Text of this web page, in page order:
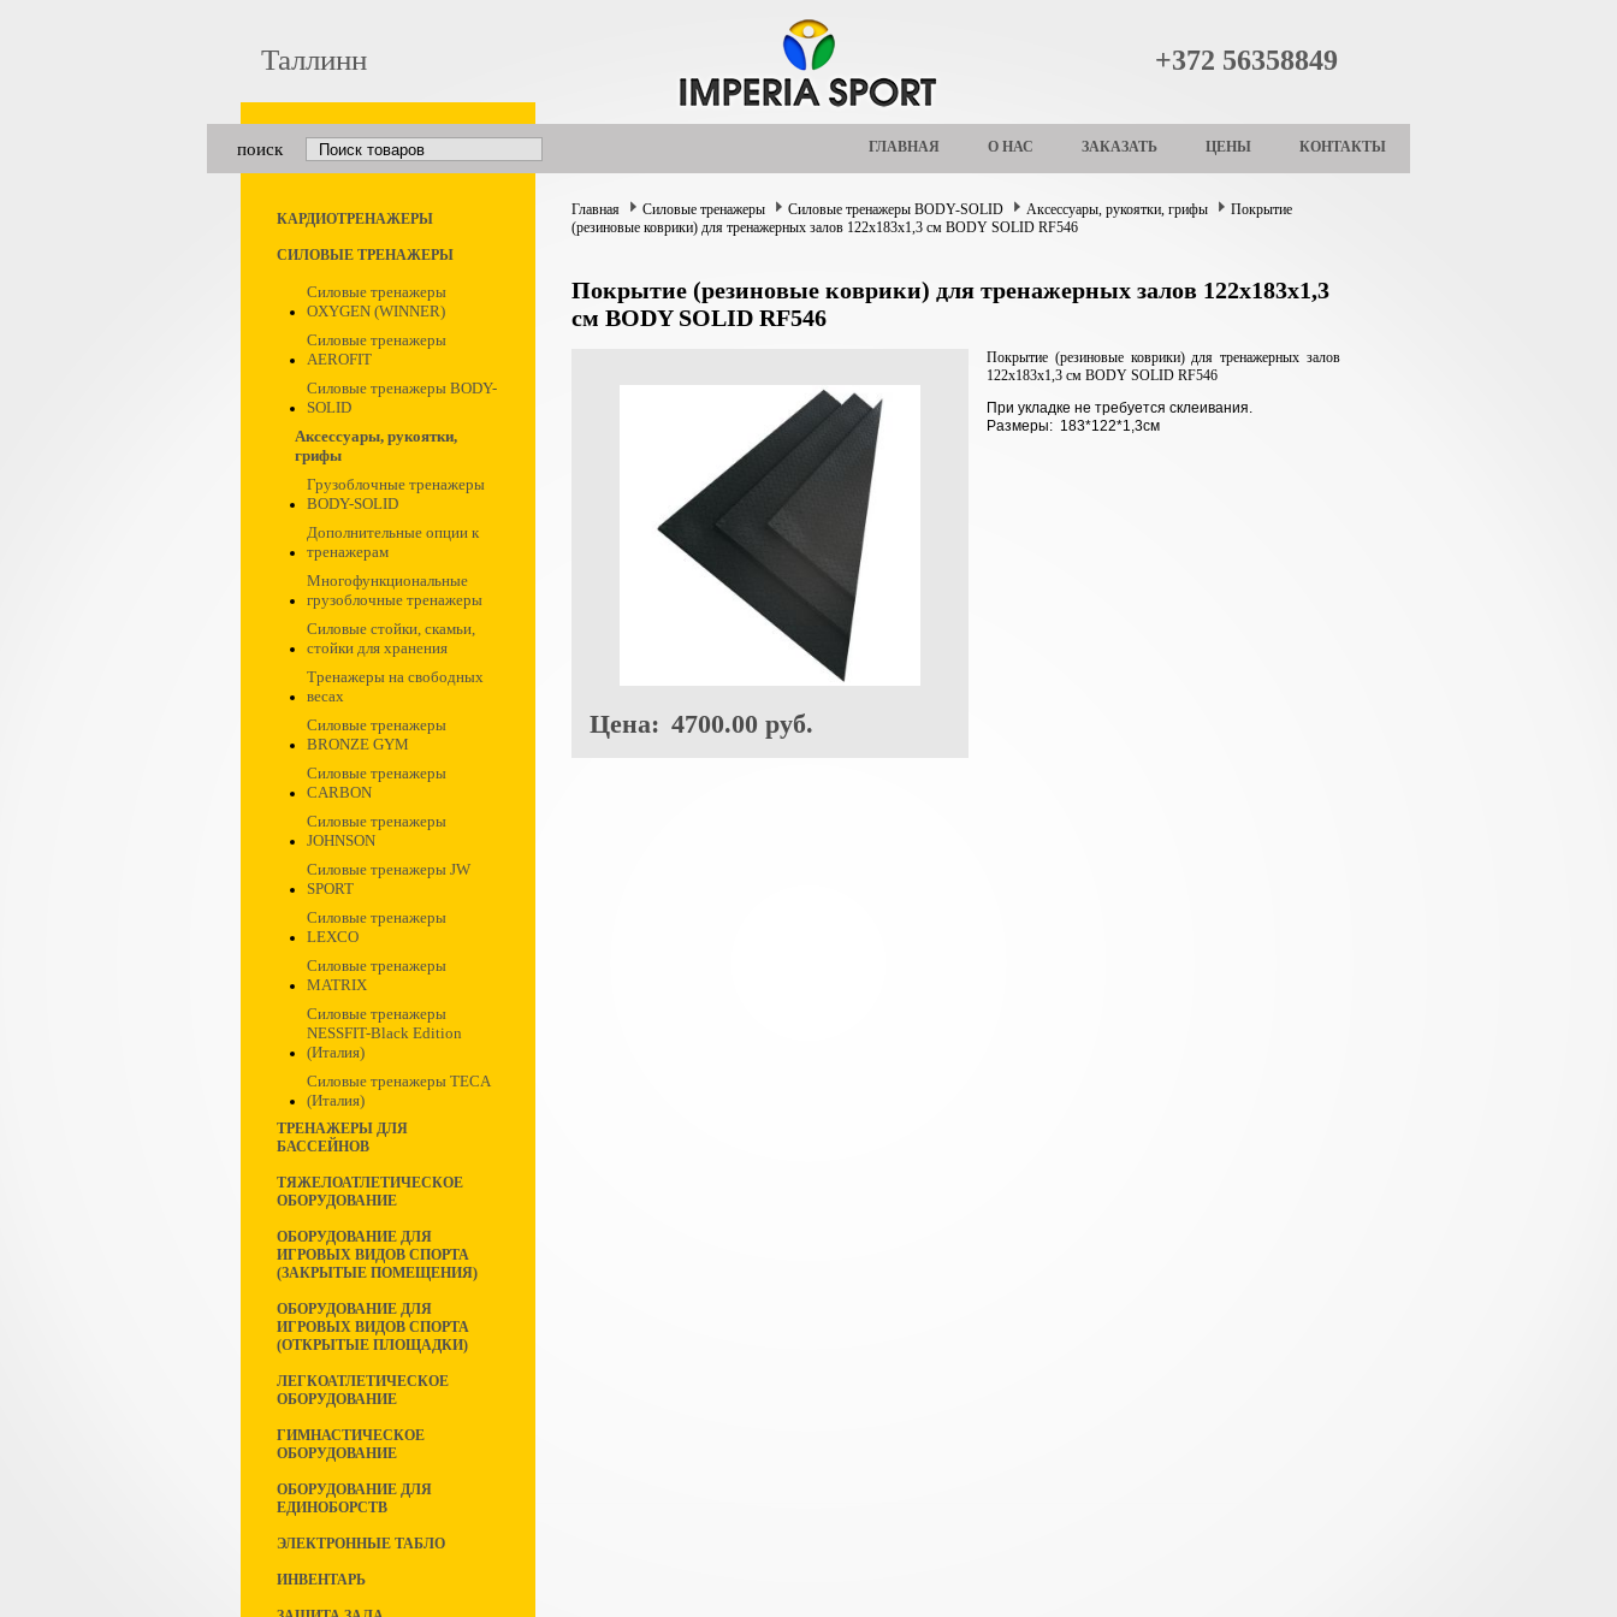
Таллинн +372 56358849
поиск ГЛАВНАЯ О НАС ЗАКАЗАТЬ ЦЕНЫ КОНТАКТЫ
КАРДИОТРЕНАЖЕРЫ
СИЛОВЫЕ ТРЕНАЖЕРЫ
Силовые тренажеры
OXYGEN (WINNER)
Силовые тренажеры
AEROFIT
Силовые тренажеры BODY-
SOLID
Аксессуары, рукоятки,
грифы
Грузоблочные тренажеры
BODY-SOLID
Дополнительные опции к
тренажерам
Многофункциональные
грузоблочные тренажеры
Силовые стойки, скамьи,
стойки для хранения
Тренажеры на свободных
весах
Силовые тренажеры
BRONZE GYM
Силовые тренажеры
CARBON
Силовые тренажеры
JOHNSON
Силовые тренажеры JW
SPORT
Силовые тренажеры
LEXCO
Силовые тренажеры
MATRIX
Силовые тренажеры
NESSFIT-Black Edition
(Италия)
Силовые тренажеры TECA
(Италия)
ТРЕНАЖЕРЫ ДЛЯ
БАССЕЙНОВ
ТЯЖЕЛОАТЛЕТИЧЕСКОЕ
ОБОРУДОВАНИЕ
ОБОРУДОВАНИЕ ДЛЯ
ИГРОВЫХ ВИДОВ СПОРТА
(ЗАКРЫТЫЕ ПОМЕЩЕНИЯ)
ОБОРУДОВАНИЕ ДЛЯ
ИГРОВЫХ ВИДОВ СПОРТА
(ОТКРЫТЫЕ ПЛОЩАДКИ)
ЛЕГКОАТЛЕТИЧЕСКОЕ
ОБОРУДОВАНИЕ
ГИМНАСТИЧЕСКОЕ
ОБОРУДОВАНИЕ
ОБОРУДОВАНИЕ ДЛЯ
ЕДИНОБОРСТВ
ЭЛЕКТРОННЫЕ ТАБЛО
ИНВЕНТАРЬ
Главная Силовые тренажеры Силовые тренажеры BODY-SOLID Аксессуары, рукоятки, грифы
Покрытие
(резиновые коврики) для тренажерных залов 122х183х1,3 см BODY SOLID RF546
Покрытие (резиновые коврики) для тренажерных залов 122х183х1,3
см BODY SOLID RF546
Цена: 4700.00 руб.
Покрытие (резиновые коврики) для тренажерных залов
122х183х1,3 см BODY SOLID RF546
При укладке не требуется склеивания.
Размеры: 183*122*1,3см